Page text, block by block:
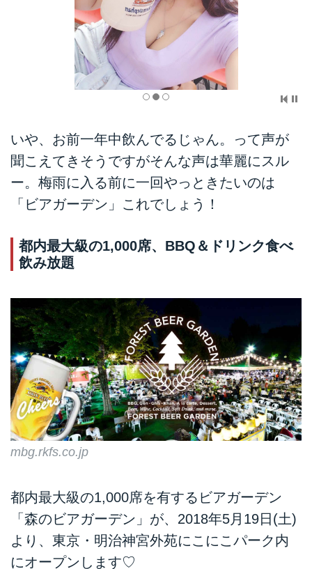
いや、お前一年中飲んでるじゃん。って声が
聞こえてきそうですがそんな声は華麗にスル
ー。梅雨に入る前に一回やっときたいのは
「ビアガーデン」これでしょう！
都内最大級の1,000席、BBQ＆ドリンク食べ
飲み放題
mbg.rkfs.co.jp
都内最大級の1,000席を有するビアガーデン
「森のビアガーデン」が、2018年5月19日(土)
より、東京・明治神宮外苑にこにこパーク内
にオープンします♡